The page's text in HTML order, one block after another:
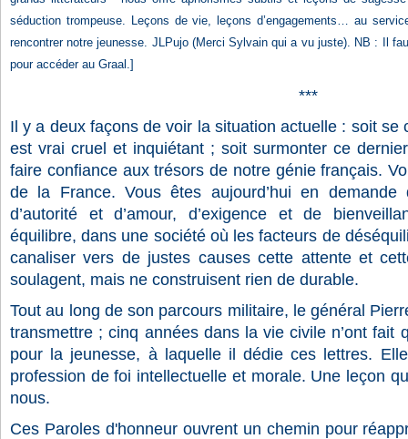
séduction trompeuse. Leçons de vie, leçons d’engagements… au
rencontrer notre jeunesse. JLPujo (Merci Sylvain qui a vu juste). NB : Il
pour accéder au Graal.]
***
Il y a deux façons de voir la situation actuelle : soit se
est vrai cruel et inquiétant ; soit surmonter ce
faire confiance aux trésors de notre génie français.
de la France. Vous êtes aujourd’hui en demande
d’autorité et d’amour, d’exigence et de
équilibre, dans une société où les facteurs de
canaliser vers de justes causes cette attente et
soulagent, mais ne construisent rien de durable.
Tout au long de son parcours militaire, le général
transmettre ; cinq années dans la vie civile n’ont fait
pour la jeunesse, à laquelle il dédie ces lettres.
profession de foi intellectuelle et morale. Une leçon
nous.
Ces Paroles d'honneur ouvrent un chemin pour